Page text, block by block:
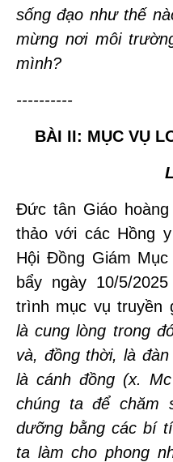
sống đạo như thế
mừng nơi môi
mình?
----------
BÀI II: MỤC VỤ
Đức tân Giáo
thảo với các Hồng
Hội Đồng Giám
bẩy ngày 10/5/
trình mục vụ truyền
là cung lòng trong
và, đồng thời, là
là cánh đồng (x.
chúng ta để chăm
dưỡng bằng các bí
ta làm cho phong